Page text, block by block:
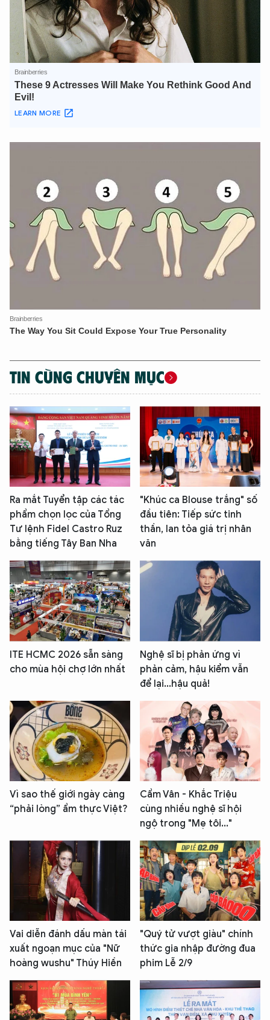
TIN CÙNG CHUYÊN MỤC
Ra mắt Tuyển tập các tác
phẩm chọn lọc của Tổng
Tư lệnh Fidel Castro Ruz
bằng tiếng Tây Ban Nha
"Khúc ca Blouse trắng" số
đầu tiên: Tiếp sức tinh
thần, lan tỏa giá trị nhân
văn
ITE HCMC 2026 sẵn sàng
cho mùa hội chợ lớn nhất
Nghệ sĩ bị phản ứng vì
phản cảm, hậu kiểm vẫn
để lại...hậu quả!
Vì sao thế giới ngày càng
“phải lòng” ẩm thực Việt?
Cẩm Vân - Khắc Triệu
cùng nhiều nghệ sĩ hội
ngộ trong "Mẹ tôi..."
Vai diễn đánh dấu màn tái
xuất ngoạn mục của "Nữ
hoàng wushu" Thúy Hiền
"Quý tử vượt giàu" chính
thức gia nhập đường đua
phim Lễ 2/9